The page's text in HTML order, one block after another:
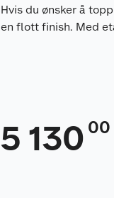
Hvis du ønsker å
en flott finish. Med
5 130 00